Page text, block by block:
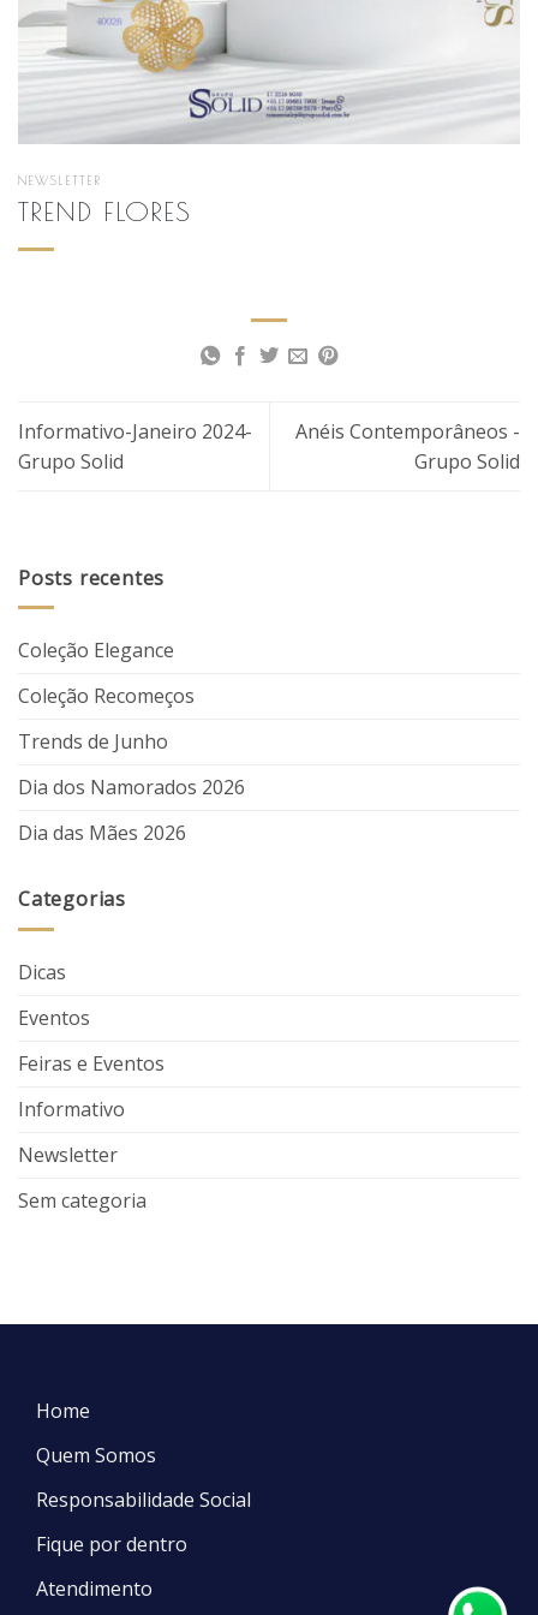
NEWSLETTER
TREND FLORES
Informativo-Janeiro 2024-
Grupo Solid
Anéis Contemporâneos -
Grupo Solid
Posts recentes
Coleção Elegance
Coleção Recomeços
Trends de Junho
Dia dos Namorados 2026
Dia das Mães 2026
Categorias
Dicas
Eventos
Feiras e Eventos
Informativo
Newsletter
Sem categoria
Home
Quem Somos
Responsabilidade Social
Fique por dentro
Atendimento